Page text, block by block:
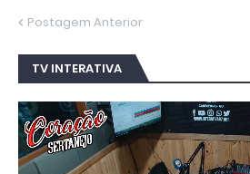
Postagem Anterior
TV INTERATIVA